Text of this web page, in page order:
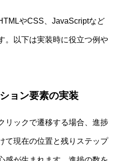
やCSS、JavaScriptなど
。以下は実装時に役立つ例や
ョン要素の実装
リックで遷移する場合、進捗
て現在の位置と残りステップ